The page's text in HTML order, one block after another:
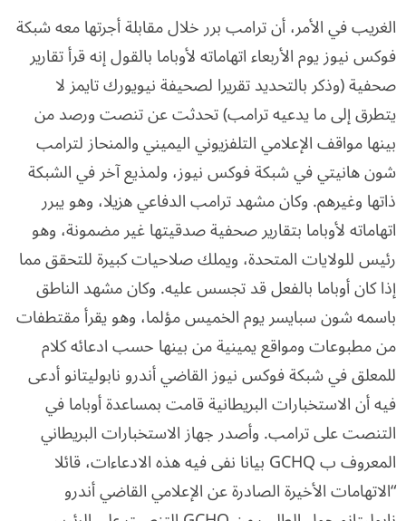
الغريب في الأمر، أن ترامب برر خلال مقابلة أجرتها معه شبكة
فوكس نيوز يوم الأربعاء اتهاماته لأوباما بالقول إنه قرأ تقارير
صحفية (وذكر بالتحديد تقريرا لصحيفة نيويورك تايمز لا
يتطرق إلى ما يدعيه ترامب) تحدثت عن تنصت ورصد من
بينها مواقف الإعلامي التلفزيوني اليميني والمنحاز لترامب
شون هانيتي في شبكة فوكس نيوز، ولمذيع آخر في الشبكة
ذاتها وغيرهم. وكان مشهد ترامب الدفاعي هزيلا، وهو يبرر
اتهاماته لأوباما بتقارير صحفية صدقيتها غير مضمونة، وهو
رئيس للولايات المتحدة، ويملك صلاحيات كبيرة للتحقق مما
إذا كان أوباما بالفعل قد تجسس عليه. وكان مشهد الناطق
باسمه شون سبايسر يوم الخميس مؤلما، وهو يقرأ مقتطفات
من مطبوعات ومواقع يمينية من بينها حسب ادعائه كلام
للمعلق في شبكة فوكس نيوز القاضي أندرو نابوليتانو أدعى
فيه أن الاستخبارات البريطانية قامت بمساعدة أوباما في
التنصت على ترامب. وأصدر جهاز الاستخبارات البريطاني
المعروف ب GCHQ بيانا نفى فيه هذه الادعاءات، قائلا
“الاتهامات الأخيرة الصادرة عن الإعلامي القاضي أندرو